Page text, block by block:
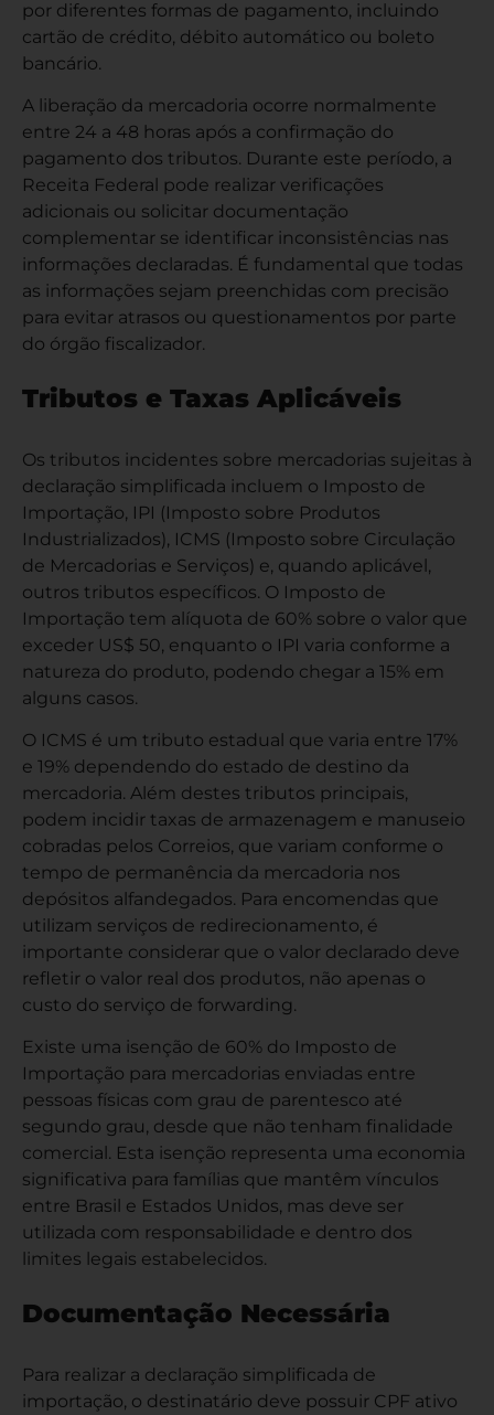
por diferentes formas de pagamento, incluindo
cartão de crédito, débito automático ou boleto
bancário.
A liberação da mercadoria ocorre normalmente
entre 24 a 48 horas após a confirmação do
pagamento dos tributos. Durante este período, a
Receita Federal pode realizar verificações
adicionais ou solicitar documentação
complementar se identificar inconsistências nas
informações declaradas. É fundamental que todas
as informações sejam preenchidas com precisão
para evitar atrasos ou questionamentos por parte
do órgão fiscalizador.
Tributos e Taxas Aplicáveis
Os tributos incidentes sobre mercadorias sujeitas à
declaração simplificada incluem o Imposto de
Importação, IPI (Imposto sobre Produtos
Industrializados), ICMS (Imposto sobre Circulação
de Mercadorias e Serviços) e, quando aplicável,
outros tributos específicos. O Imposto de
Importação tem alíquota de 60% sobre o valor que
exceder US$ 50, enquanto o IPI varia conforme a
natureza do produto, podendo chegar a 15% em
alguns casos.
O ICMS é um tributo estadual que varia entre 17%
e 19% dependendo do estado de destino da
mercadoria. Além destes tributos principais,
podem incidir taxas de armazenagem e manuseio
cobradas pelos Correios, que variam conforme o
tempo de permanência da mercadoria nos
depósitos alfandegados. Para encomendas que
utilizam serviços de redirecionamento, é
importante considerar que o valor declarado deve
refletir o valor real dos produtos, não apenas o
custo do serviço de forwarding.
Existe uma isenção de 60% do Imposto de
Importação para mercadorias enviadas entre
pessoas físicas com grau de parentesco até
segundo grau, desde que não tenham finalidade
comercial. Esta isenção representa uma economia
significativa para famílias que mantêm vínculos
entre Brasil e Estados Unidos, mas deve ser
utilizada com responsabilidade e dentro dos
limites legais estabelecidos.
Documentação Necessária
Para realizar a declaração simplificada de
importação, o destinatário deve possuir CPF ativo